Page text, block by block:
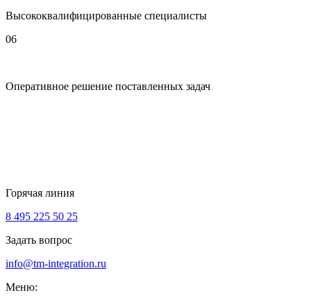
Высококвалифицированные специалисты
06
Оперативное решение поставленных задач
Горячая линия
8 495 225 50 25
Задать вопрос
info@tm-integration.ru
Меню: